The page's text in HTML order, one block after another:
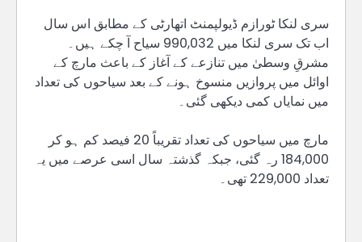
سری لنکا ٹورازم ڈیولپمنٹ اتھارٹی کے مطابق اس سال
اب تک سری لنکا میں 990,032 سیاح آ چکے ہیں۔
مشرقِ وسطیٰ میں تنازعے کے آغاز کے باعث مارچ کے
اوائل میں پروازیں منسوخ ہونے کے بعد سیاحوں کی تعداد
میں نمایاں کمی دیکھی گئی۔
مارچ میں سیاحوں کی تعداد تقریباً 20 فیصد کم ہو کر
184,000 رہ گئی، جبکہ گذشتہ سال اسی عرصے میں یہ
تعداد 229,000 تھی۔